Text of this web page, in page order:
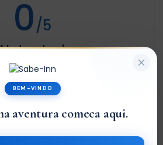
0/5
Not rated
base em0 review
0
BEM-VINDO
aventura comeca aqui.|